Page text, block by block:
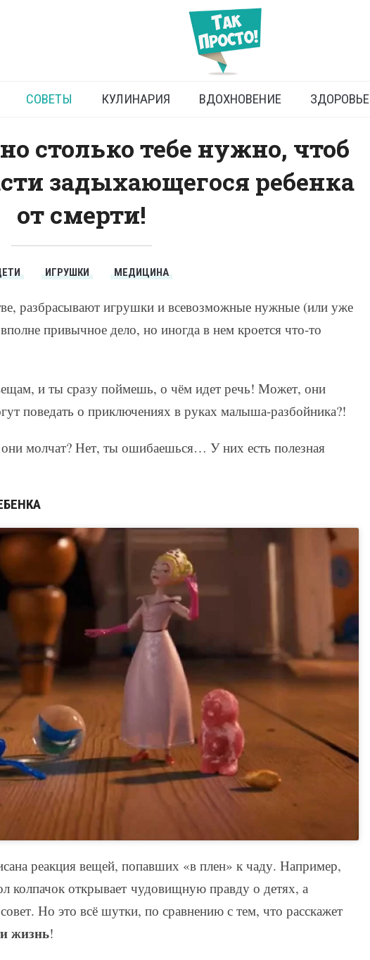
спасти задыхающегося ребенка
СОВЕТЫ КУЛИНАРИЯ ВДОХНОВЕНИЕ ЗДОРОВЬЕ
столько тебе нужно, чтоб
задыхающегося ребенка
от смерти!
ИГРУШКИ МЕДИЦИНА
разбрасывают игрушки и всевозможные нужные (или уже
привычное дело, но иногда в нем кроется что-то
и ты сразу поймешь, о чём идет речь! Может, они
поведать о приключениях в руках малыша-разбойника?!
молчат? Нет, ты ошибаешься… У них есть полезная
реакция вещей, попавших «в плен» к чаду. Например,
открывает чудовищную правду о детях, а
Но это всё шутки, по сравнению с тем, что расскажет
жизнь!